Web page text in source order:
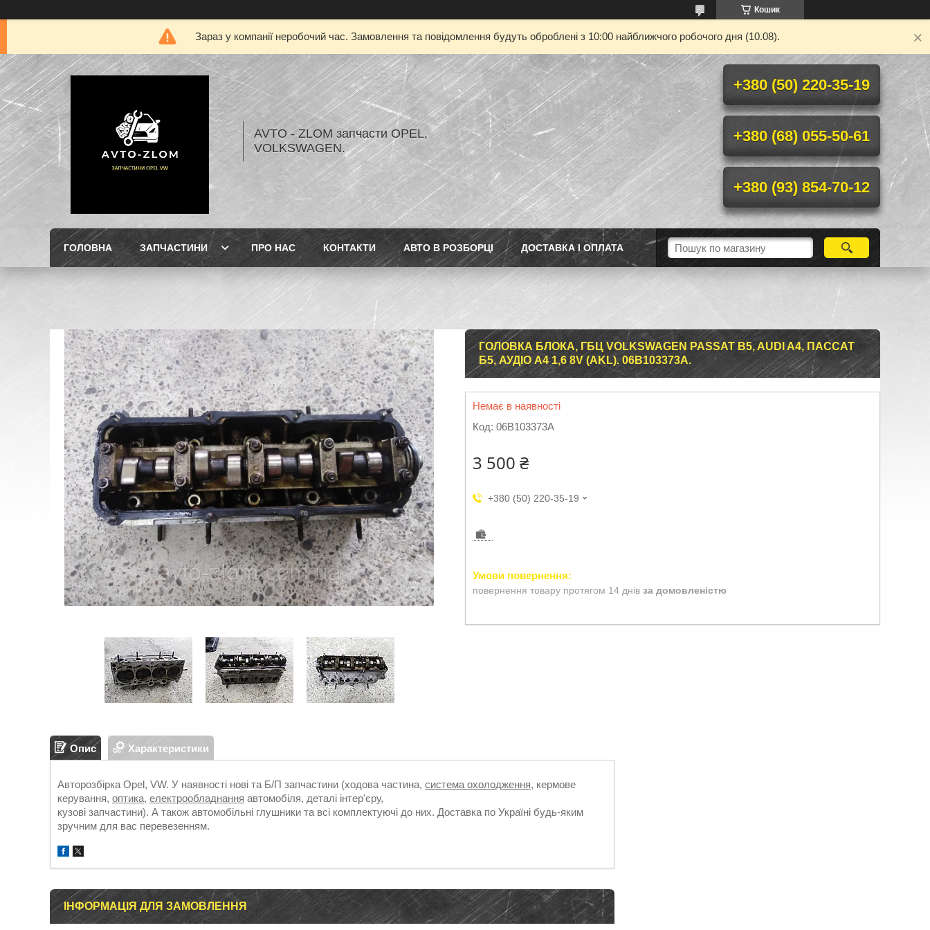
Кошик
Зараз у компанії неробочий час. Замовлення та повідомлення будуть оброблені з 10:00 найближчого робочого дня (10.08).
AVTO - ZLOM запчасти OPEL,
VOLKSWAGEN.
+380 (50) 220-35-19
+380 (68) 055-50-61
+380 (93) 854-70-12
ГОЛОВНА ЗАПЧАСТИНИ ПРО НАС КОНТАКТИ АВТО В РОЗБОРЦІ ДОСТАВКА І ОПЛАТА
ГОЛОВКА БЛОКА, ГБЦ VOLKSWAGEN PASSAT B5, AUDI A4, ПАССАТ
Б5, АУДІО А4 1,6 8V (AKL). 06B103373A.
Немає в наявності
Код: 06B103373A
3 500 ₴
+380 (50) 220-35-19
повернення товару протягом 14 днів за домовленістю
Опис Характеристики
Авторозбірка Opel, VW. У наявності нові та Б/П запчастини (ходова частина, система охолодження, кермове
керування, оптика, електрообладнання автомобіля, деталі інтер'єру,
кузові запчастини). А також автомобільні глушники та всі комплектуючі до них. Доставка по Україні будь-яким
зручним для вас перевезенням.
ІНФОРМАЦІЯ ДЛЯ ЗАМОВЛЕННЯ